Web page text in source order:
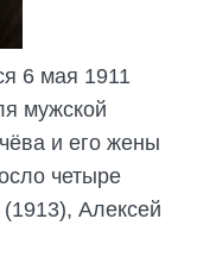
6 мая 1911
мужской
и его жены
четыре
Алексей